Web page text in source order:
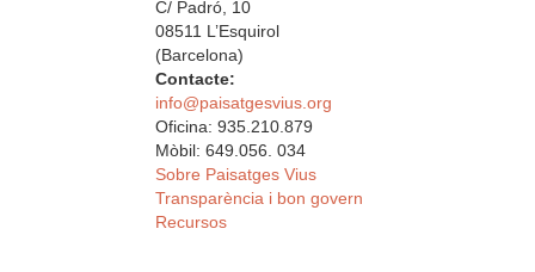
C/ Padró, 10
08511 L’Esquirol
(Barcelona)
Contacte:
info@paisatgesvius.org
Oficina: 935.210.879
Mòbil: 649.056. 034
Sobre Paisatges Vius
Transparència i bon govern
Recursos